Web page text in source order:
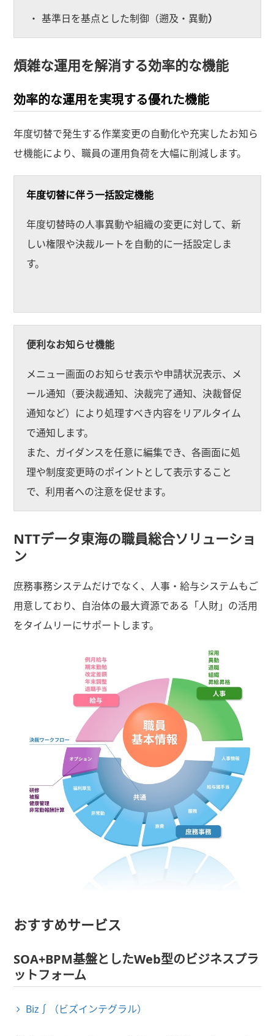
基準日を基点とした制御（遡及・異動）
煩雑な運用を解消する効率的な機能
効率的な運用を実現する優れた機能
年度切替で発生する作業変更の自動化や充実したお知ら
せ機能により、職員の運用負荷を大幅に削減します。
年度切替に伴う一括設定機能
年度切替時の人事異動や組織の変更に対して、新
しい権限や決裁ルートを自動的に一括設定しま
す。
便利なお知らせ機能
メニュー画面のお知らせ表示や申請状況表示、メ
ール通知（要決裁通知、決裁完了通知、決裁督促
通知など）により処理すべき内容をリアルタイム
で通知します。
また、ガイダンスを任意に編集でき、各画面に処
理や制度変更時のポイントとして表示すること
で、利用者への注意を促せます。
NTTデータ東海の職員総合ソリューショ
ン
庶務事務システムだけでなく、人事・給与システムもご
用意しており、自治体の最大資源である「人財」の活用
をタイムリーにサポートします。
おすすめサービス
SOA+BPM基盤としたWeb型のビジネスプラ
ットフォーム
Biz∫（ビズインテグラル）